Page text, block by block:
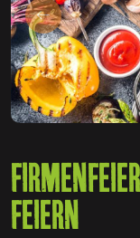
FEIERN